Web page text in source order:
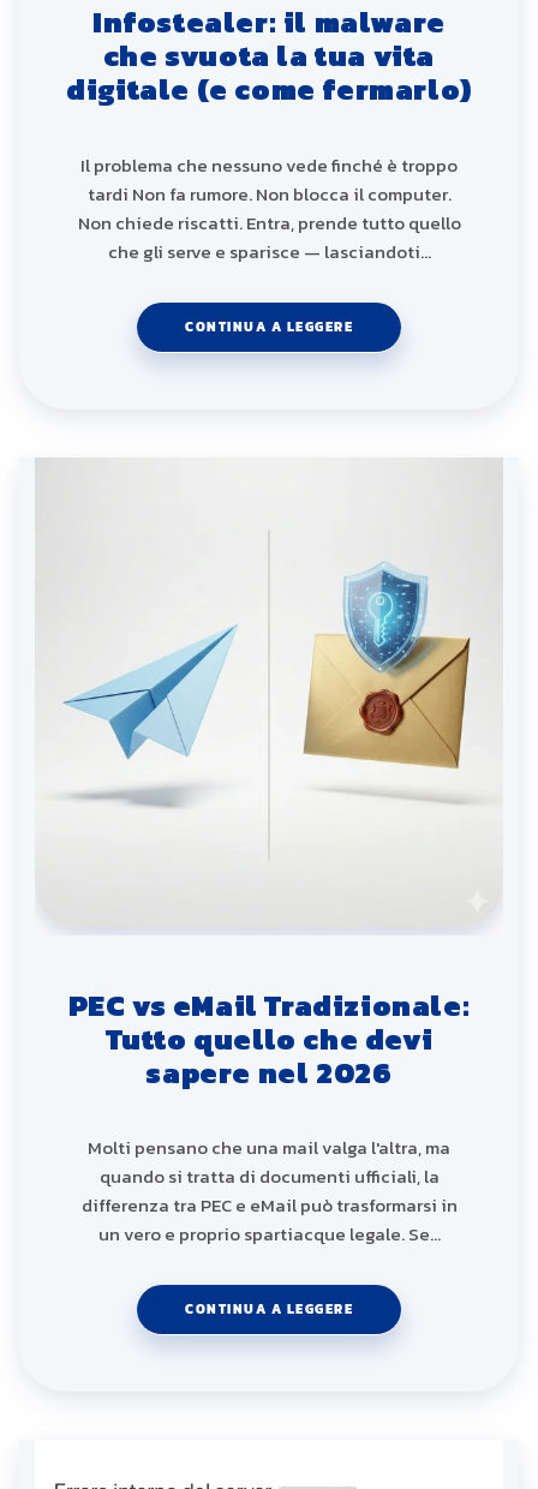
Infostealer: il malware
che svuota la tua vita
digitale (e come fermarlo)
Il problema che nessuno vede finché è troppo
tardi Non fa rumore. Non blocca il computer.
Non chiede riscatti. Entra, prende tutto quello
che gli serve e sparisce — lasciandoti…
CONTINUA A LEGGERE
PEC vs eMail Tradizionale:
Tutto quello che devi
sapere nel 2026
Molti pensano che una mail valga l'altra, ma
quando si tratta di documenti ufficiali, la
differenza tra PEC e eMail può trasformarsi in
un vero e proprio spartiacque legale. Se…
CONTINUA A LEGGERE